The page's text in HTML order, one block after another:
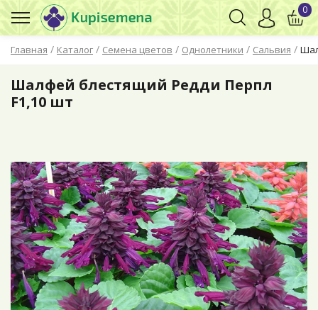
Главная / Каталог / Семена цветов / Однолетники / Сальвия /
0
Шалфей блестящий Редди Перпл
F1,10 шт